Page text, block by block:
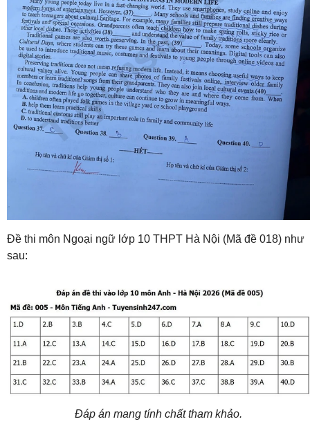
​Đề thi môn Ngoại ngữ lớp 10 THPT Hà Nội (Mã đề 018) như
sau:
Đáp án mang tính chất tham khảo.